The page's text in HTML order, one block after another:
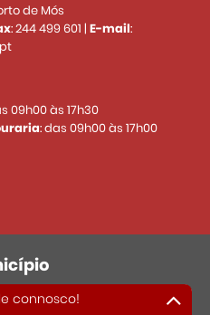
de Mós
:244 499 601 | E-mail:
09h00 às 17h30
: das 09h00 às 17h00
connosco!